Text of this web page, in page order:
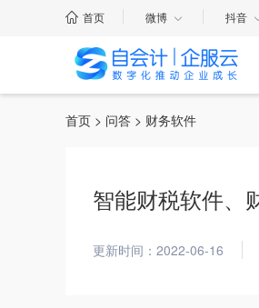
首页 微博 抖音
首页 > 问答 > 财务软件
智能财税软件、
更新时间：2022-06-16